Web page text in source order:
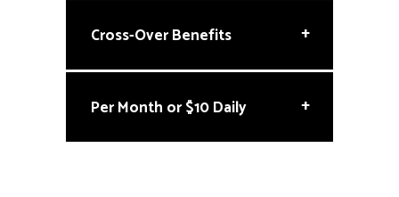
Cross-Over Benefits +
Per Month or $10 Daily +